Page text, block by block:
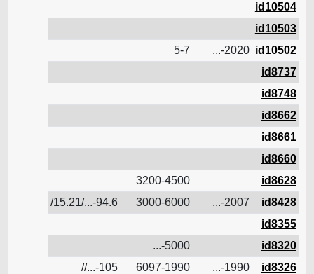
id10504
id10503
id10502
2020-...
5-7
id8737
id8748
id8662
id8661
id8660
id8628
3200-4500
id8428
2007-...
3000-6000
94.6-.../15.21/
id8355
id8320
5000-...
id8326
1990-...
6097-1990
105-...//